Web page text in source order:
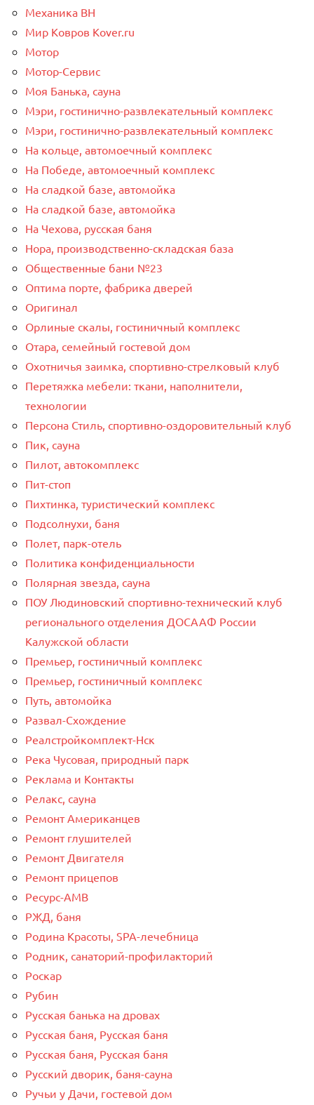
Механика ВН
Мир Ковров Коvеr.ru
Мотор
Мотор-Сервис
Моя Банька, сауна
Мэри, гостинично-развлекательный комплекс
Мэри, гостинично-развлекательный комплекс
На кольце, автомоечный комплекс
На Победе, автомоечный комплекс
На сладкой базе, автомойка
На сладкой базе, автомойка
На Чехова, русская баня
Нора, производственно-складская база
Общественные бани №23
Оптима порте, фабрика дверей
Оригинал
Орлиные скалы, гостиничный комплекс
Отара, семейный гостевой дом
Охотничья заимка, спортивно-стрелковый клуб
Перетяжка мебели: ткани, наполнители,
технологии
Персона Стиль, спортивно-оздоровительный клуб
Пик, сауна
Пилот, автокомплекс
Пит-стоп
Пихтинка, туристический комплекс
Подсолнухи, баня
Полет, парк-отель
Политика конфиденциальности
Полярная звезда, сауна
ПОУ Людиновский спортивно-технический клуб
регионального отделения ДОСААФ России
Калужской области
Премьер, гостиничный комплекс
Премьер, гостиничный комплекс
Путь, автомойка
Развал-Схождение
Реалстройкомплект-Нск
Река Чусовая, природный парк
Реклама и Контакты
Релакс, сауна
Ремонт Американцев
Ремонт глушителей
Ремонт Двигателя
Ремонт прицепов
Ресурс-AMB
РЖД, баня
Родина Красоты, SPA-лечебница
Родник, санаторий-профилакторий
Роскар
Рубин
Русская банька на дровах
Русская баня, Русская баня
Русская баня, Русская баня
Русский дворик, баня-сауна
Ручьи у Дачи, гостевой дом